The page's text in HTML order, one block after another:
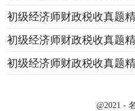
初级经济师财政税收真题
初级经济师财政税收真题
初级经济师财政税收真题
@2021 -